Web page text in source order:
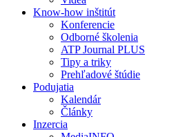
Know-how inštitút
Konferencie
Odborné školenia
ATP Journal PLUS
Tipy a triky
Prehľadové štúdie
Podujatia
Kalendár
Články
Inzercia